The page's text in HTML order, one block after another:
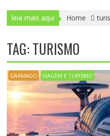
leia mais aqui Home
TAG: TURISMO
GRAMADO VIAGEM E TURISMO